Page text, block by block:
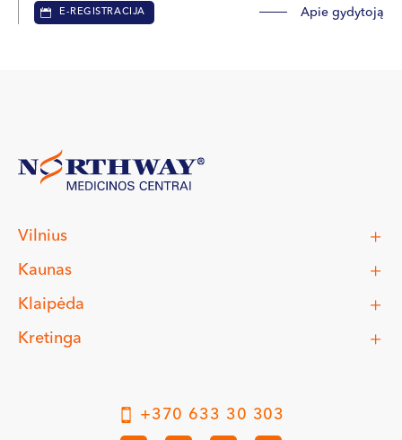
E-REGISTRACIJA Apie gydytoją
Vilnius
Kaunas
Klaipėda
Kretinga
+370 633 30 303